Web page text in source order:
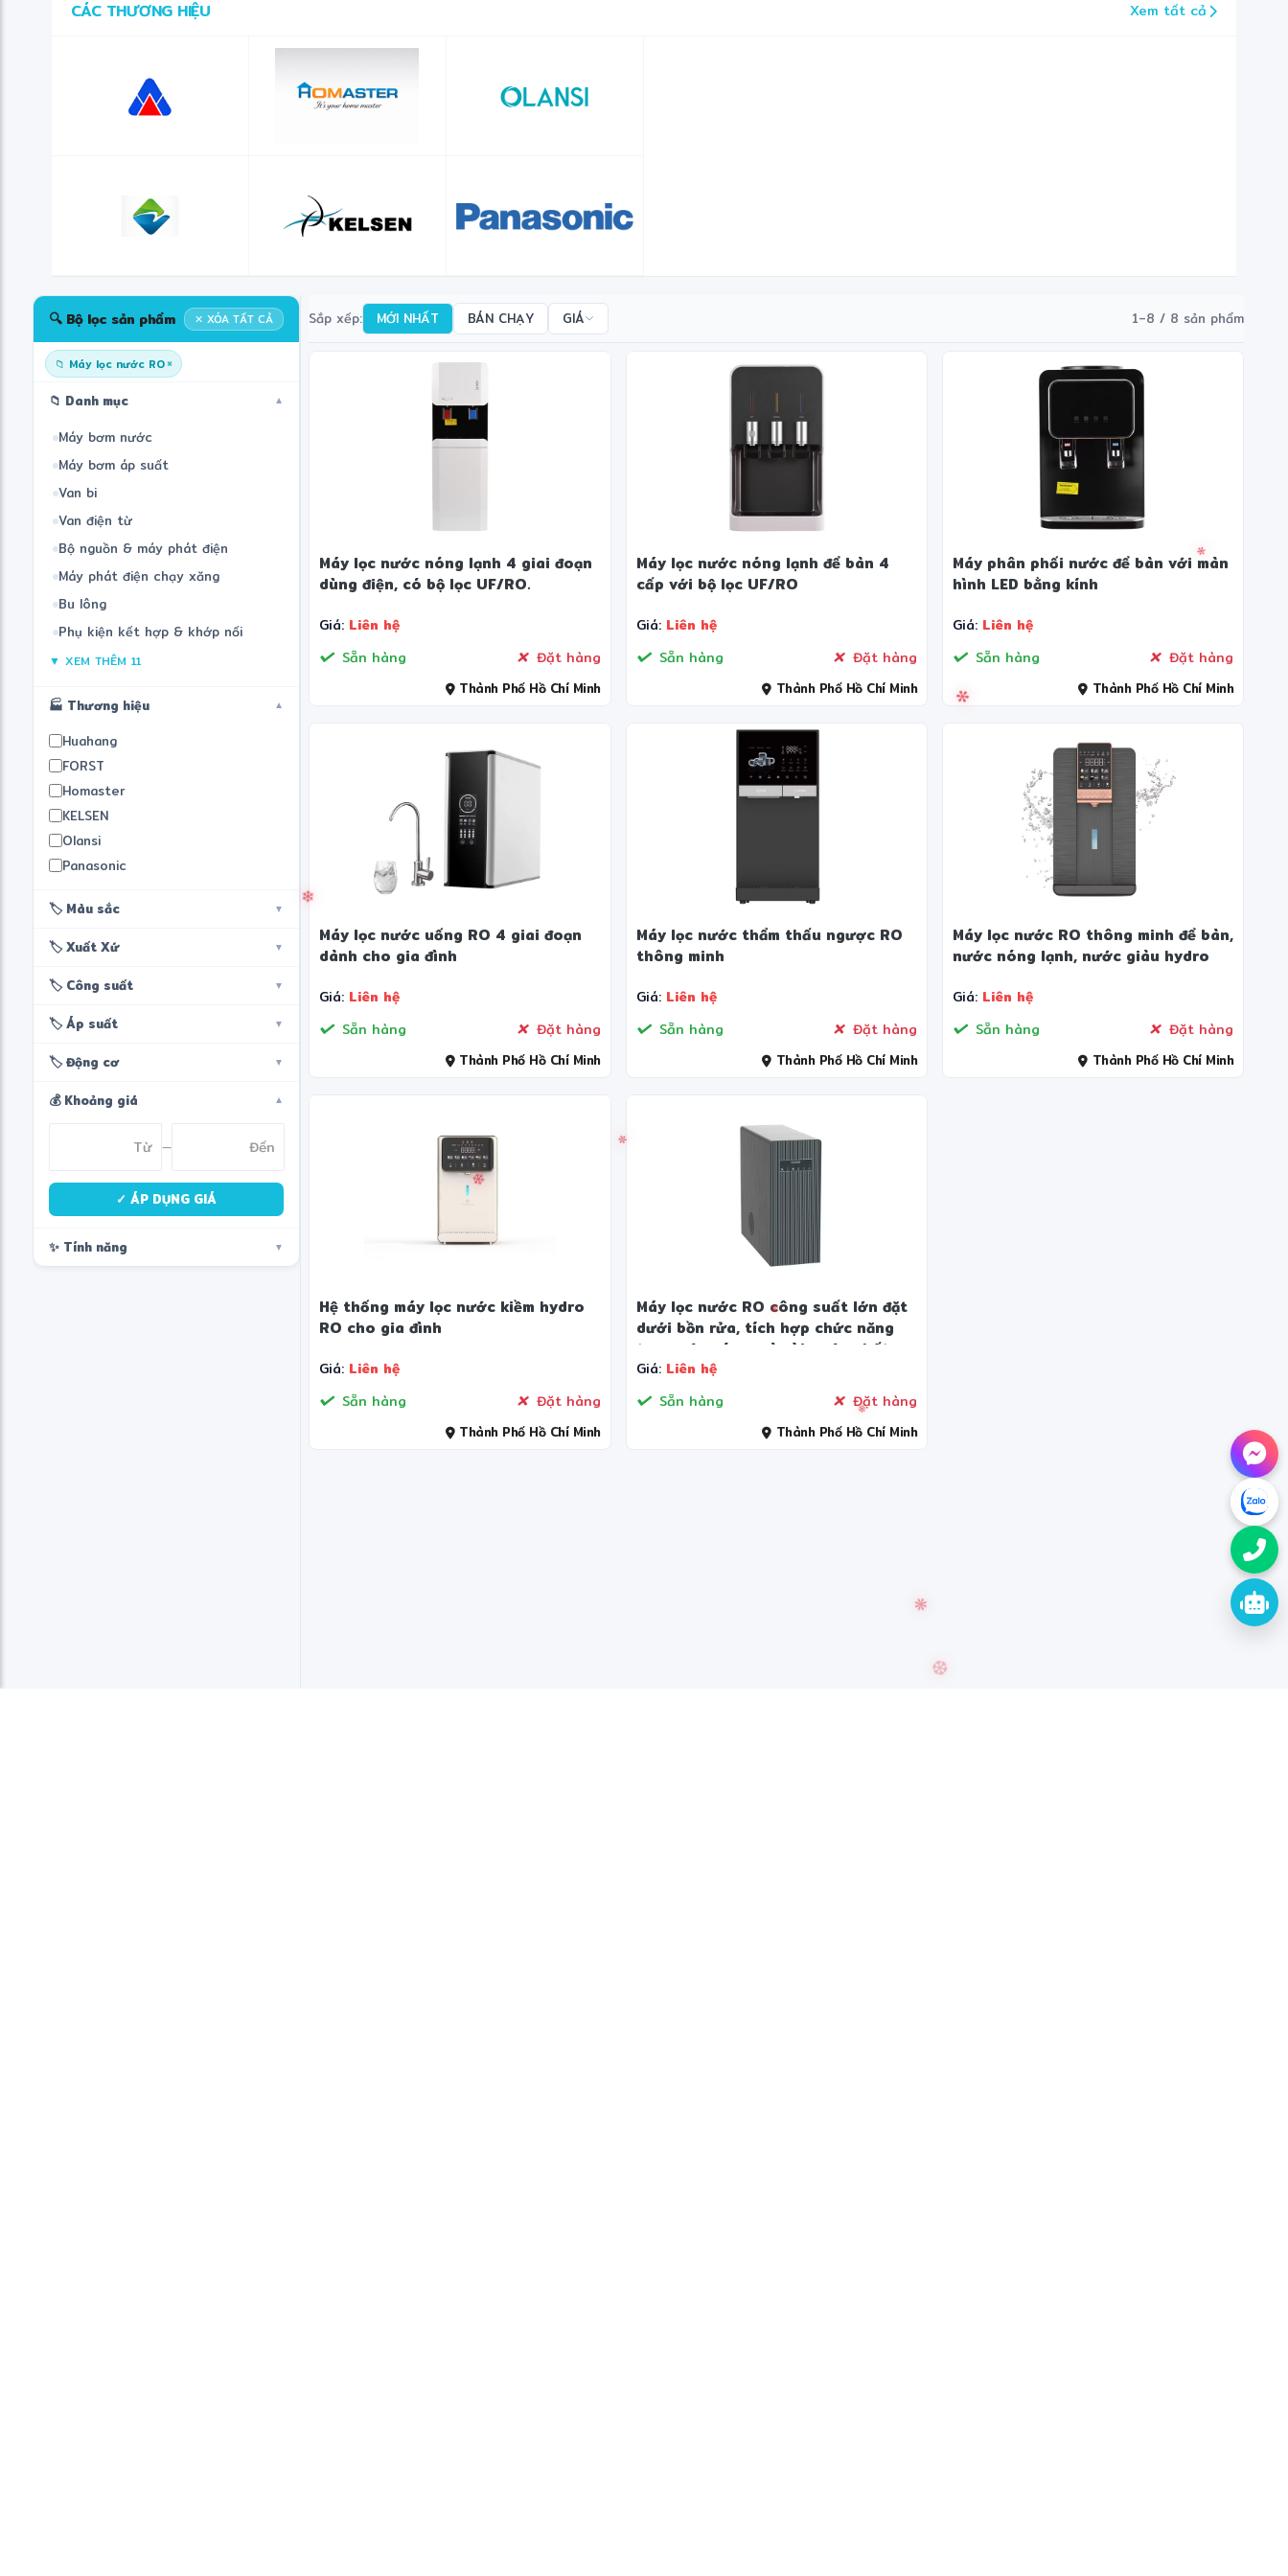
CÁC THƯƠNG HIỆU Xem tất cả
🔍 Bộ lọc sản phẩm ✕ XÓA TẤT CẢ
📁 Máy lọc nước RO×
📁 Danh mục ▼
Máy bơm nước
Máy bơm áp suất
Van bi
Van điện từ
Bộ nguồn & máy phát điện
Máy phát điện chạy xăng
Bu lông
Phụ kiện kết hợp & khớp nối
▼ XEM THÊM 11
🏭 Thương hiệu ▼
Huahang
FORST
Homaster
KELSEN
Olansi
Panasonic
🏷️ Màu sắc ▼
🏷️ Xuất Xứ ▼
🏷️ Công suất ▼
🏷️ Áp suất ▼
🏷️ Động cơ ▼
💰 Khoảng giá ▼
—
✓ ÁP DỤNG GIÁ
✨ Tính năng ▼
Sắp xếp: MỚI NHẤT BÁN CHẠY GIÁ 1–8 / 8 sản phẩm
Máy lọc nước nóng lạnh 4 giai đoạn
dùng điện, có bộ lọc UF/RO.
Giá: Liên hệ
Sẵn hàng
Đặt hàng
Thành Phố Hồ Chí Minh
Máy lọc nước nóng lạnh để bàn 4
cấp với bộ lọc UF/RO
Giá: Liên hệ
Sẵn hàng
Đặt hàng
Thành Phố Hồ Chí Minh
Máy phân phối nước để bàn với màn
hình LED bằng kính
Giá: Liên hệ
Sẵn hàng
Đặt hàng
Thành Phố Hồ Chí Minh
Máy lọc nước uống RO 4 giai đoạn
dành cho gia đình
Giá: Liên hệ
Sẵn hàng
Đặt hàng
Thành Phố Hồ Chí Minh
Máy lọc nước thẩm thấu ngược RO
thông minh
Giá: Liên hệ
Sẵn hàng
Đặt hàng
Thành Phố Hồ Chí Minh
Máy lọc nước RO thông minh để bàn,
nước nóng lạnh, nước giàu hydro
Giá: Liên hệ
Sẵn hàng
Đặt hàng
Thành Phố Hồ Chí Minh
Hệ thống máy lọc nước kiềm hydro
RO cho gia đình
Giá: Liên hệ
Sẵn hàng
Đặt hàng
Thành Phố Hồ Chí Minh
Máy lọc nước RO công suất lớn đặt
dưới bồn rửa, tích hợp chức năng
tạo nước có ga và vòi nước chất
lượng cao
Giá: Liên hệ
Sẵn hàng
Đặt hàng
Thành Phố Hồ Chí Minh